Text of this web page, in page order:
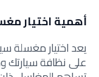
أهمية اختيار
يعد اختيار مغسلة
على نظافة سيارتك